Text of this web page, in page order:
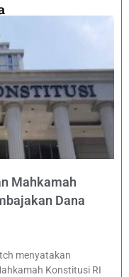
Mahkamah
Dana
menyatakan
Konstitusi RI